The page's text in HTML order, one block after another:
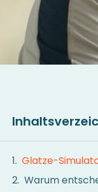
Glatze-
Warum